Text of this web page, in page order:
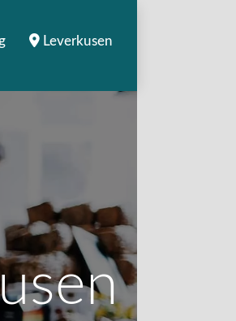
Leverkusen